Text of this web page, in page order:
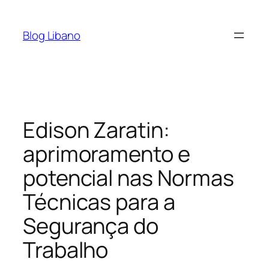
Blog Libano
Edison Zaratin:
aprimoramento e
potencial nas Normas
Técnicas para a
Segurança do
Trabalho